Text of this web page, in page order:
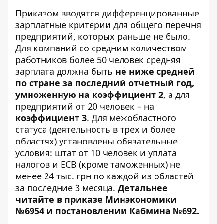
Приказом вводятся дифференцированные
зарплатные критерии для общего перечня
предприятий, которых раньше не было.
Для компаний со средним количеством
работников более 50 человек средняя
зарплата должна быть не ниже средней
по стране за последний отчетный год,
умноженную на коэффициент 2, а для
предприятий от 20 человек – на
коэффициент 3. Для межобластного
статуса (деятельность в трех и более
областях) установлены обязательные
условия: штат от 10 человек и уплата
налогов и ЕСВ (кроме таможенных) не
менее 24 тыс. грн по каждой из областей
за последние 3 месяца. Детальнее
читайте в приказе Минэкономики
№6954 и постановлении Кабмина №692.